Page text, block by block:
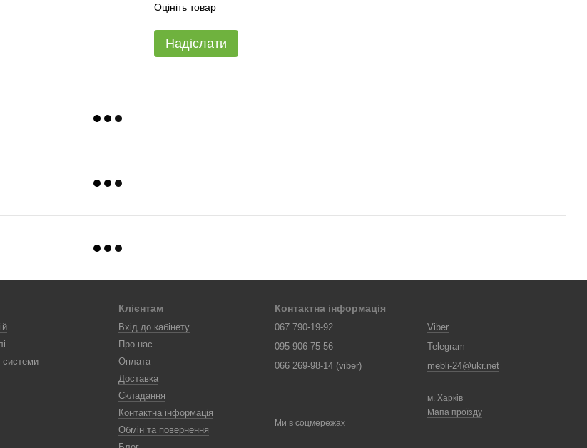
Оцініть товар
Надіслати
системи
Клієнтам
Вхід до кабінету
Про нас
Оплата
Доставка
Складання
Контактна інформація
Обмін та повернення
Контактна інформація
067 790-19-92
095 906-75-56
066 269-98-14 (viber)
Viber
Telegram
mebli-24@ukr.net
м. Харків
Мапа проїзду
Ми в соцмережах